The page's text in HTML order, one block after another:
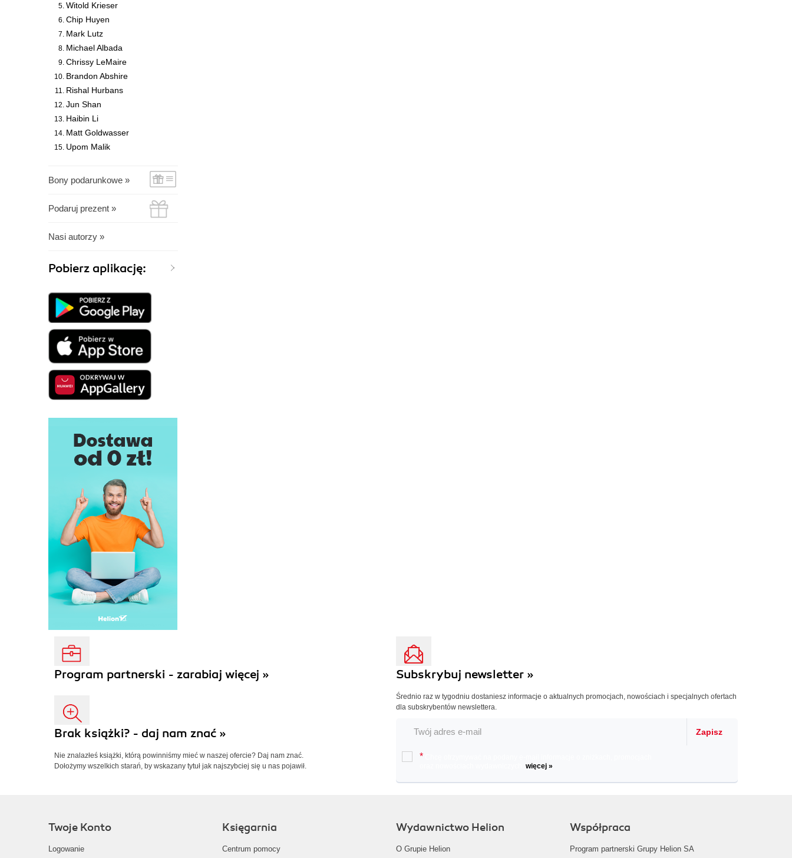
Witold Krieser
Chip Huyen
Mark Lutz
Michael Albada
Chrissy LeMaire
Brandon Abshire
Rishal Hurbans
Jun Shan
Haibin Li
Matt Goldwasser
Upom Malik
Bony podarunkowe »
Podaruj prezent »
Nasi autorzy »
Pobierz aplikację:
Program partnerski - zarabiaj więcej »
Brak książki? - daj nam znać »
Nie znalazłeś książki, którą powinniśmy mieć w naszej ofercie? Daj nam znać.
Dołożymy wszelkich starań, by wskazany tytuł jak najszybciej się u nas pojawił.
Subskrybuj newsletter »
Średnio raz w tygodniu dostaniesz informacje o aktualnych promocjach, nowościach i specjalnych ofertach
dla subskrybentów newslettera.
Zapisz
*
więcej »
Twoje Konto
Logowanie
Księgarnia
Centrum pomocy
Wydawnictwo Helion
O Grupie Helion
Współpraca
Program partnerski Grupy Helion SA